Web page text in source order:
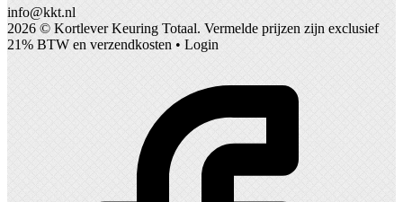
info@kkt.nl
2026 © Kortlever Keuring Totaal. Vermelde prijzen zijn exclusief
21% BTW en verzendkosten • Login